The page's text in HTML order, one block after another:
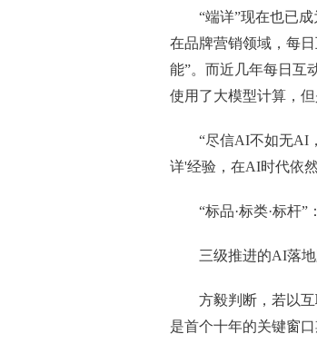
“端详”现在也已
在品牌营销领域，每
能”。而近几年每日互
使用了大模型计算，
“尽信AI不如无AI
详'经验，在AI时代依
“标品·标类·标杆”：
三级推进的AI落
方毅判断，若以
是首个十年的关键窗